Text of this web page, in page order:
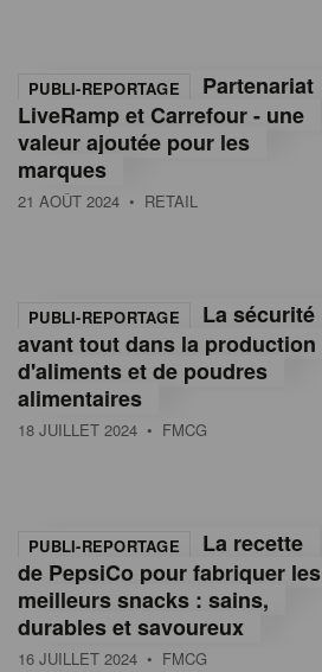
PUBLI-REPORTAGE
Partenariat
LiveRamp et Carrefour - une
valeur ajoutée pour les
marques
21 AOÛT 2024 • RETAIL
PUBLI-REPORTAGE
La sécurité
avant tout dans la production
d'aliments et de poudres
alimentaires
18 JUILLET 2024 • FMCG
PUBLI-REPORTAGE
La recette
de PepsiCo pour fabriquer les
meilleurs snacks : sains,
durables et savoureux
16 JUILLET 2024 • FMCG